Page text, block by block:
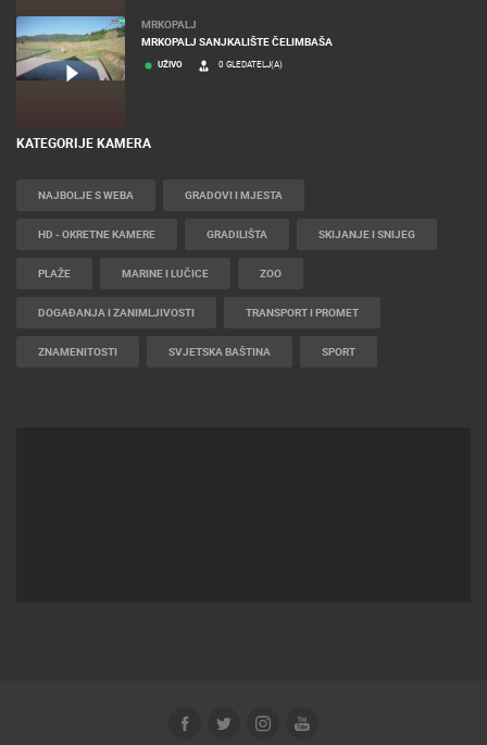
MRKOPALJ
MRKOPALJ SANJKALIŠTE ČELIMBAŠA
UŽIVO 0 GLEDATELJ(A)
KATEGORIJE KAMERA
NAJBOLJE S WEBA GRADOVI I MJESTA
HD - OKRETNE KAMERE GRADILIŠTA SKIJANJE I SNIJEG
PLAŽE MARINE I LUČICE ZOO
DOGAĐANJA I ZANIMLJIVOSTI TRANSPORT I PROMET
ZNAMENITOSTI SVJETSKA BAŠTINA SPORT